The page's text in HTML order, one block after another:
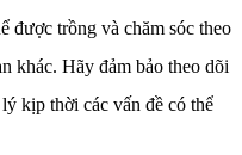
được trồng và chăm sóc theo
khác. Hãy đảm bảo theo dõi
kịp thời các vấn đề có thể